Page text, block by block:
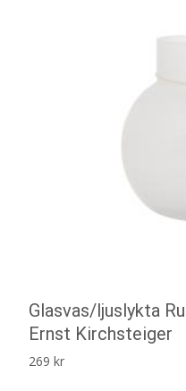
Glasvas/ljuslykta
Ernst Kirchsteiger
269 kr